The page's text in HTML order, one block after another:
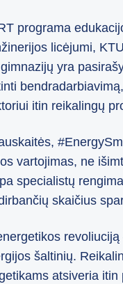
programa
licėjumi,
yra
itin reikalingų
vartojimas, ne
specialistų
skaičius
šaltinių.
atsiveria